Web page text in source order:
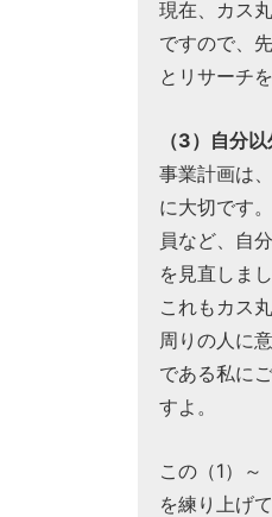
現在、カス
ですので、
とリサーチ
（3）自分
事業計画は
に大切です
員など、自
を見直しまし
これもカス
周りの人に
である私に
すよ。
この（1）
を練り上げ